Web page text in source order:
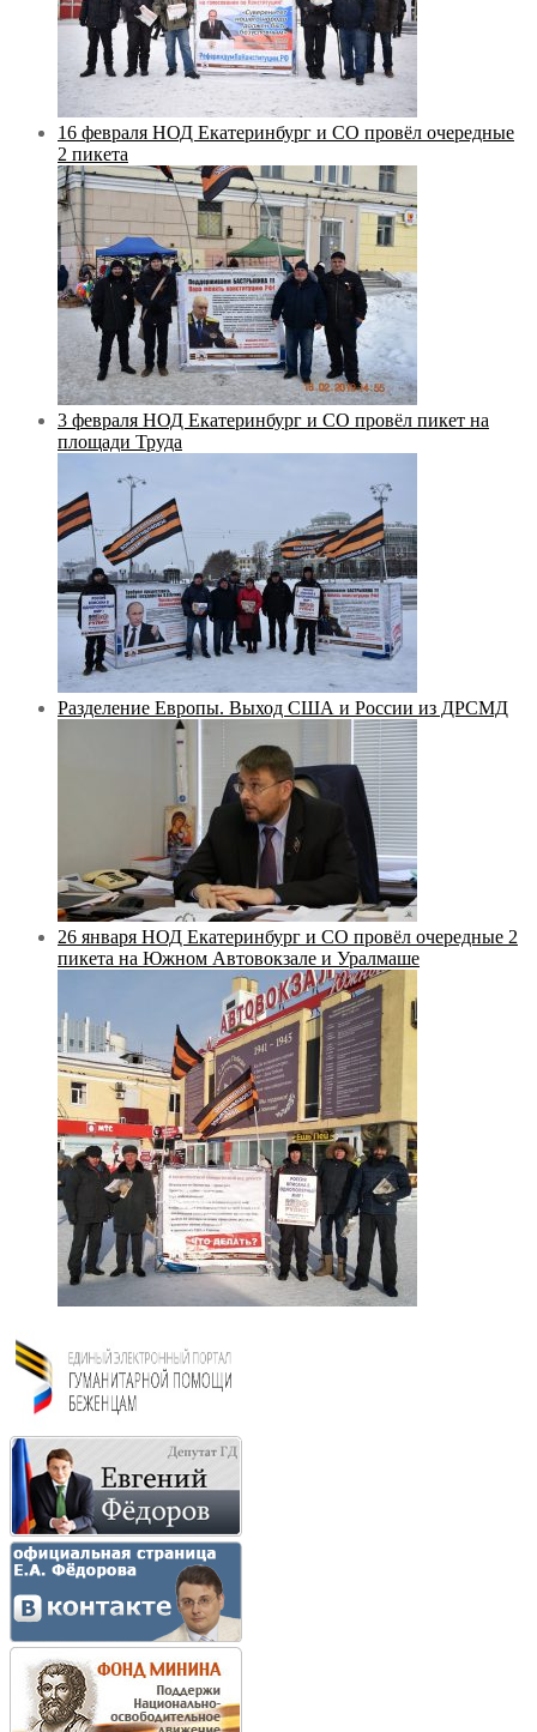
16 февраля НОД Екатеринбург и СО провёл очередные
2 пикета
3 февраля НОД Екатеринбург и СО провёл пикет на
площади Труда
Разделение Европы. Выход США и России из ДРСМД
26 января НОД Екатеринбург и СО провёл очередные 2
пикета на Южном Автовокзале и Уралмаше